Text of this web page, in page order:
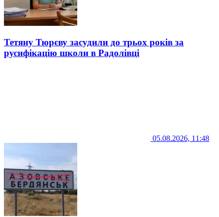
Тетяну Тюрєву засудили до трьох років за
русифікацію школи в Радолівці
05.08.2026, 11:48